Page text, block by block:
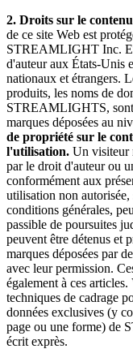
2. Droits sur le
de ce site Web est
STREAMLIGHT Inc.
d'auteur aux États-Unis
nationaux et étrangers.
produits, les noms de
STREAMLIGHTS, sont
marques déposées au
de propriété sur le
l'utilisation. Un visiteur
par le droit d'auteur ou
conformément aux
utilisation non autorisée,
conditions générales,
passible de poursuites
peuvent être détenus et
marques déposées par
avec leur permission.
également à ces
techniques de cadrage
données exclusives (y
page ou une forme) de
écrit exprès.